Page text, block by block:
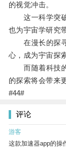
的视觉冲击。
这一科学突破
也为宇宙学研究
在漫长的探寻
心，成为宇宙探
而随着科技的
的探索将会带来
#44#
评论
游客
这款加速器app的操